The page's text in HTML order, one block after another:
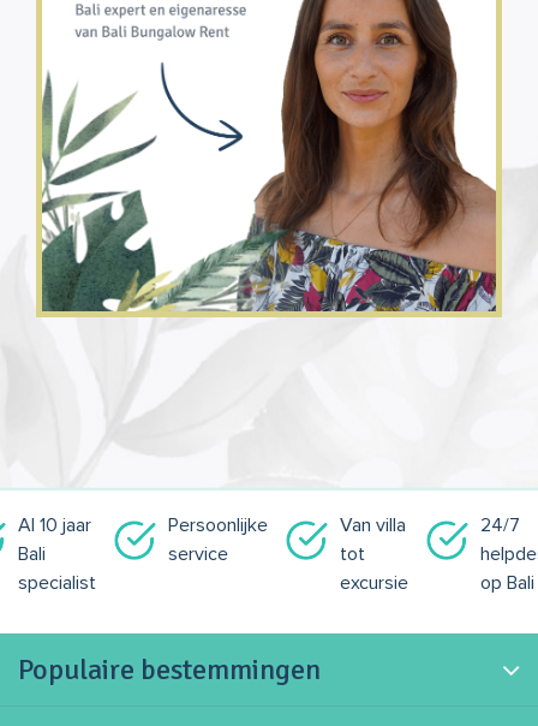
Al 10 jaar
Bali
specialist
Persoonlijke
service
Van villa
tot
excursie
24/7
op Bali
Populaire bestemmingen